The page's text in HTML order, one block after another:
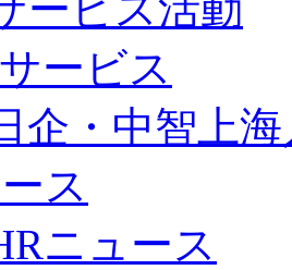
ービス
企・中智上
ス
ニュース